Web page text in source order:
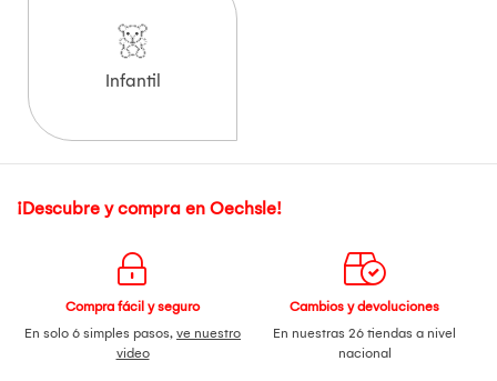
Infantil
¡Descubre y compra en Oechsle!
Compra fácil y seguro
En solo 6 simples pasos, ve nuestro
video
Cambios y devoluciones
En nuestras 26 tiendas a nivel
nacional